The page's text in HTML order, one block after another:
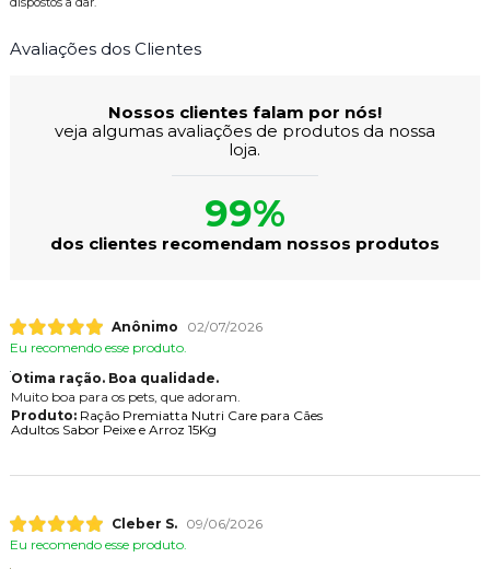
Avaliações dos Clientes
Nossos clientes falam por nós!
veja algumas avaliações de produtos da nossa
loja.
99%
dos clientes recomendam nossos produtos
Anônimo
02/07/2026
Eu recomendo esse produto.
Otima ração. Boa qualidade.
Muito boa para os pets, que adoram.
Produto:Ração Premiatta Nutri Care para Cães
Adultos Sabor Peixe e Arroz 15Kg
Cleber S.
09/06/2026
Eu recomendo esse produto.